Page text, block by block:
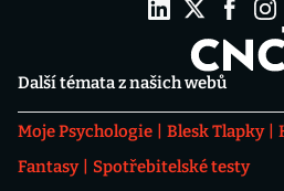
Další témata z našich webů
Moje Psychologie Blesk Tlapky
Fantasy
Spotřebitelské testy